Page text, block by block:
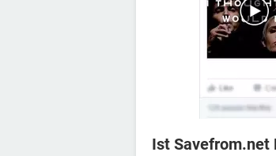
Ist Savefrom.net